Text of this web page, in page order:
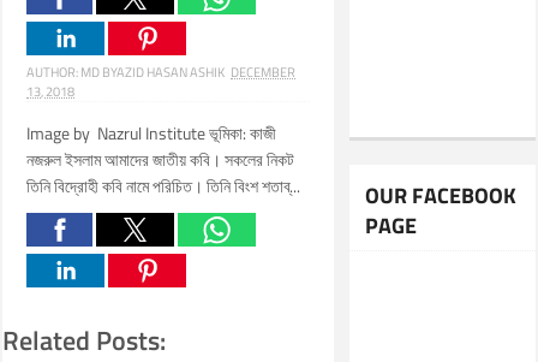
AUTHOR:MD BYAZID HASAN ASHIK DECEMBER
13, 2018
Image by Nazrul Institute ভূমিকা: কাজী
নজরুল ইসলাম আমাদের জাতীয় কবি। সকলের নিকট
তিনি বিদ্রোহী কবি নামে পরিচিত। তিনি বিংশ শতাব্...
Related Posts:
OUR FACEBOOK
PAGE